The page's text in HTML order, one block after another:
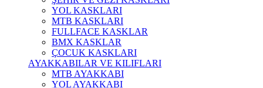
YOL KASKLARI
MTB KASKLARI
FULLFACE KASKLAR
BMX KASKLAR
ÇOCUK KASKLARI
AYAKKABILAR VE KILIFLARI
MTB AYAKKABI
YOL AYAKKABI